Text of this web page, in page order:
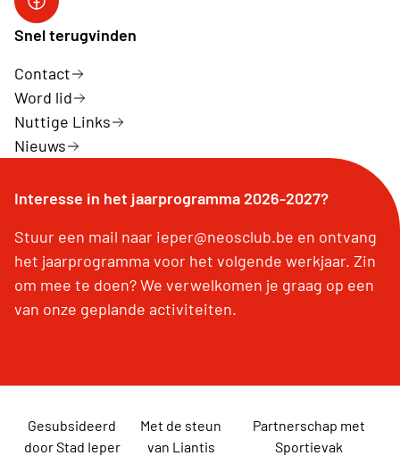
Neos Ieper facebook
Snel terugvinden
Contact
Word lid
Nuttige Links
Nieuws
Interesse in het jaarprogramma 2026-2027?
Stuur een mail naar ieper@neosclub.be en ontvang
het jaarprogramma voor het volgende werkjaar. Zin
om mee te doen? We verwelkomen je graag op een
van onze geplande activiteiten.
Gesubsideerd
door Stad Ieper
Met de steun
van Liantis
Partnerschap met
Sportievak